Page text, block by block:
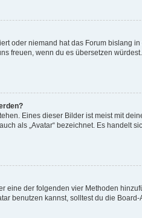
oder niemand hat das Forum bislang
freuen, wenn du es übersetzen
Eines dieser Bilder ist meist mit
als „Avatar“ bezeichnet. Es
eine der folgenden vier Methoden
benutzen kannst, solltest du die Board-